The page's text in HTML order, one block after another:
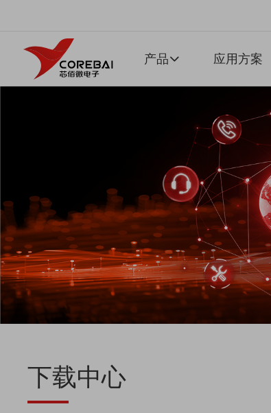
产品  应用方案
下载中心